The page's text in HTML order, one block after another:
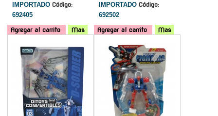
IMPORTADO Código:
692405
Agregar al carrito Mas
IMPORTADO Código:
692502
Agregar al carrito
Mas